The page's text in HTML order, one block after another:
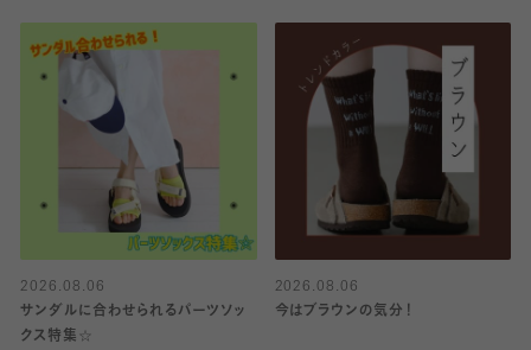
2026.08.06
サンダルに合わせられるパーツソッ
クス特集☆
2026.08.06
今はブラウンの気分！